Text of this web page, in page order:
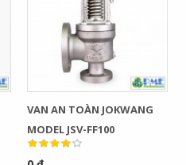
VAN AN TOÀN JOKWANG
MODEL JSV-FF100